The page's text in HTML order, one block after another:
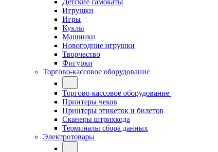
Детские самокаты
Игрушки
Игры
Куклы
Машинки
Новогодние игрушки
Творчество
Фигурки
Торгово-кассовое оборудование
Торгово-кассовое оборудование
Принтеры чеков
Принтеры этикеток и билетов
Сканеры штрихкода
Терминалы сбора данных
Электротовары